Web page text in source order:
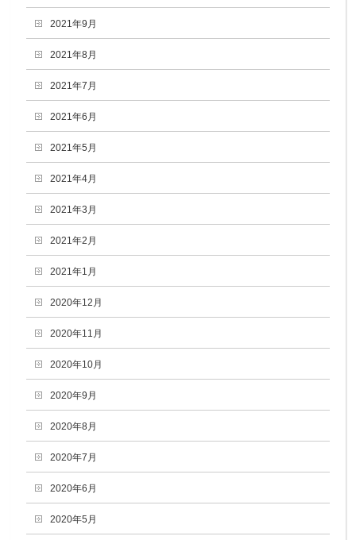
2021年9月
2021年8月
2021年7月
2021年6月
2021年5月
2021年4月
2021年3月
2021年2月
2021年1月
2020年12月
2020年11月
2020年10月
2020年9月
2020年8月
2020年7月
2020年6月
2020年5月